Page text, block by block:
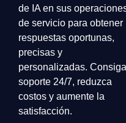
de IA en sus
de servicio para obtener
respuestas oportunas,
precisas y
personalizadas. Consiga
soporte 24/7, reduzca
costos y aumente la
satisfacción.